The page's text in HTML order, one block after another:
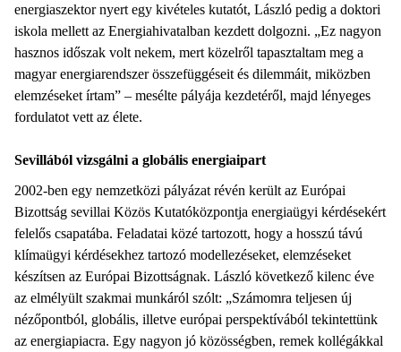
energiaszektor nyert egy kivételes kutatót, László pedig a doktori
iskola mellett az Energiahivatalban kezdett dolgozni. „Ez nagyon
hasznos időszak volt nekem, mert közelről tapasztaltam meg a
magyar energiarendszer összefüggéseit és dilemmáit, miközben
elemzéseket írtam” – mesélte pályája kezdetéről, majd lényeges
fordulatot vett az élete.
Sevillából vizsgálni a globális energiaipart
2002-ben egy nemzetközi pályázat révén került az Európai
Bizottság sevillai Közös Kutatóközpontja energiaügyi kérdésekért
felelős csapatába. Feladatai közé tartozott, hogy a hosszú távú
klímaügyi kérdésekhez tartozó modellezéseket, elemzéseket
készítsen az Európai Bizottságnak. László következő kilenc éve
az elmélyült szakmai munkáról szólt: „Számomra teljesen új
nézőpontból, globális, illetve európai perspektívából tekintettünk
az energiapiacra. Egy nagyon jó közösségben, remek kollégákkal